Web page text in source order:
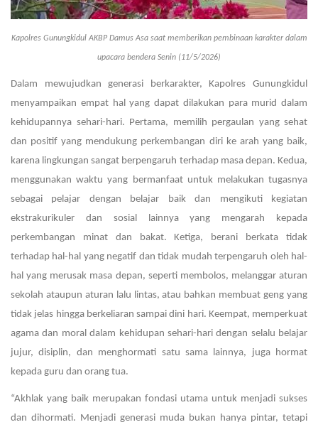
Kapolres Gunungkidul AKBP Damus Asa saat memberikan pembinaan karakter dalam
upacara bendera Senin (11/5/2026)
Dalam mewujudkan generasi berkarakter, Kapolres Gunungkidul
menyampaikan empat hal yang dapat dilakukan para murid dalam
kehidupannya sehari-hari. Pertama, memilih pergaulan yang sehat
dan positif yang mendukung perkembangan diri ke arah yang baik,
karena lingkungan sangat berpengaruh terhadap masa depan. Kedua,
menggunakan waktu yang bermanfaat untuk melakukan tugasnya
sebagai pelajar dengan belajar baik dan mengikuti kegiatan
ekstrakurikuler dan sosial lainnya yang mengarah kepada
perkembangan minat dan bakat. Ketiga, berani berkata tidak
terhadap hal-hal yang negatif dan tidak mudah terpengaruh oleh hal-
hal yang merusak masa depan, seperti membolos, melanggar aturan
sekolah ataupun aturan lalu lintas, atau bahkan membuat geng yang
tidak jelas hingga berkeliaran sampai dini hari. Keempat, memperkuat
agama dan moral dalam kehidupan sehari-hari dengan selalu belajar
jujur, disiplin, dan menghormati satu sama lainnya, juga hormat
kepada guru dan orang tua.
“Akhlak yang baik merupakan fondasi utama untuk menjadi sukses
dan dihormati. Menjadi generasi muda bukan hanya pintar, tetapi